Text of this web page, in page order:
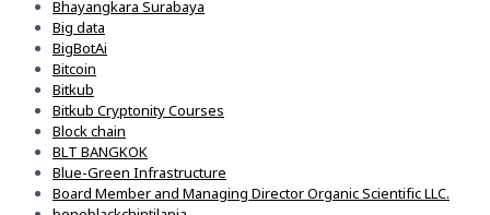
Bhayangkara Surabaya
Big data
BigBotAi
Bitcoin
Bitkub
Bitkub Cryptonity Courses
Block chain
BLT BANGKOK
Blue-Green Infrastructure
Board Member and Managing Director Organic Scientific LLC.